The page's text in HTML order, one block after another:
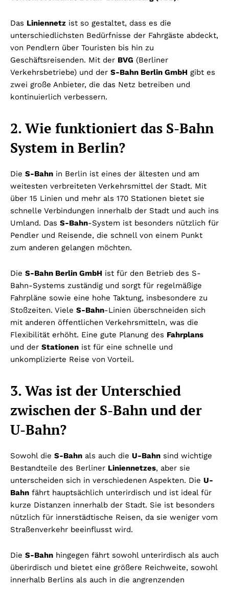
Das Liniennetz ist so gestaltet, dass es die
unterschiedlichsten Bedürfnisse der Fahrgäste abdeckt,
von Pendlern über Touristen bis hin zu
Geschäftsreisenden. Mit der BVG (Berliner
Verkehrsbetriebe) und der S-Bahn Berlin GmbH gibt es
zwei große Anbieter, die das Netz betreiben und
kontinuierlich verbessern.
2. Wie funktioniert das S-Bahn
System in Berlin?
Die S-Bahn in Berlin ist eines der ältesten und am
weitesten verbreiteten Verkehrsmittel der Stadt. Mit
über 15 Linien und mehr als 170 Stationen bietet sie
schnelle Verbindungen innerhalb der Stadt und auch ins
Umland. Das S-Bahn-System ist besonders nützlich für
Pendler und Reisende, die schnell von einem Punkt
zum anderen gelangen möchten.
Die S-Bahn Berlin GmbH ist für den Betrieb des S-
Bahn-Systems zuständig und sorgt für regelmäßige
Fahrpläne sowie eine hohe Taktung, insbesondere zu
Stoßzeiten. Viele S-Bahn-Linien überschneiden sich
mit anderen öffentlichen Verkehrsmitteln, was die
Flexibilität erhöht. Eine gute Planung des Fahrplans
und der Stationen ist für eine schnelle und
unkomplizierte Reise von Vorteil.
3. Was ist der Unterschied
zwischen der S-Bahn und der
U-Bahn?
Sowohl die S-Bahn als auch die U-Bahn sind wichtige
Bestandteile des Berliner Liniennetzes, aber sie
unterscheiden sich in verschiedenen Aspekten. Die U-
Bahn fährt hauptsächlich unterirdisch und ist ideal für
kurze Distanzen innerhalb der Stadt. Sie ist besonders
nützlich für innerstädtische Reisen, da sie weniger vom
Straßenverkehr beeinflusst wird.
Die S-Bahn hingegen fährt sowohl unterirdisch als auch
überirdisch und bietet eine größere Reichweite, sowohl
innerhalb Berlins als auch in die angrenzenden